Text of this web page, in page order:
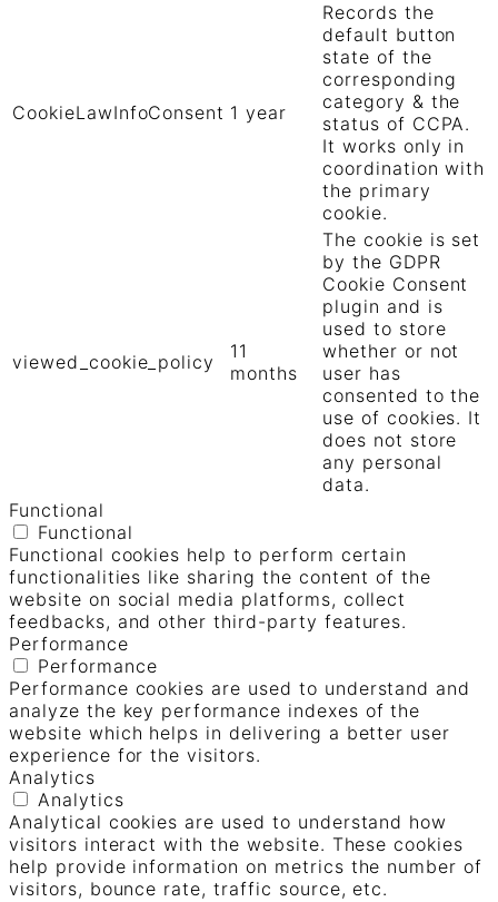
CookieLawInfoConsent 1 year
Records the
default button
state of the
corresponding
category & the
status of CCPA.
It works only in
coordination with
the primary
cookie.
viewed_cookie_policy
11
months
The cookie is set
by the GDPR
Cookie Consent
plugin and is
used to store
whether or not
user has
consented to the
use of cookies. It
does not store
any personal
data.
Functional
Functional
Functional cookies help to perform certain
functionalities like sharing the content of the
website on social media platforms, collect
feedbacks, and other third-party features.
Performance
Performance
Performance cookies are used to understand and
analyze the key performance indexes of the
website which helps in delivering a better user
experience for the visitors.
Analytics
Analytics
Analytical cookies are used to understand how
visitors interact with the website. These cookies
help provide information on metrics the number of
visitors, bounce rate, traffic source, etc.